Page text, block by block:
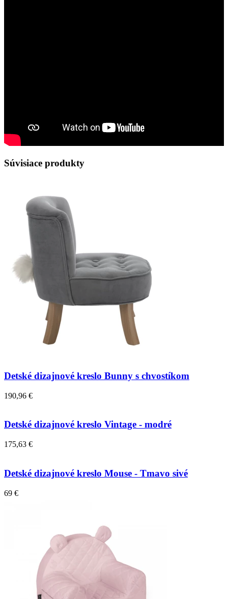
Súvisiace produkty
Detské dizajnové kreslo Bunny s chvostíkom
190,96 €
Detské dizajnové kreslo Vintage - modré
175,63 €
Detské dizajnové kreslo Mouse - Tmavo sivé
69 €